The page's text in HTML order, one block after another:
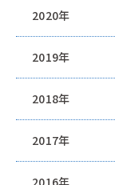
2020年
2019年
2018年
2017年